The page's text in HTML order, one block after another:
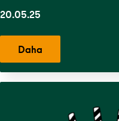
20.05.25
Daha